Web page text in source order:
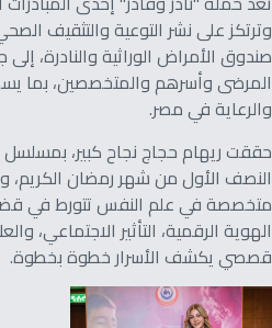
وترتكز على نشر التوعية والتثقيف
صندوق الأمراض الوراثية والنادرة،
المرضى وأسرهم والمتخصصين، بما
والرعاية في مصر.
حققت ريهام حجاج نجاح كبير،
النصف الأول من شهر رمضان الكريم،
متخصصة في علم النفس تتورط في
الهوية الرقمية، التأثير الاجتماعي،
قصصي يكشف الأسرار خطوة بخطوة.